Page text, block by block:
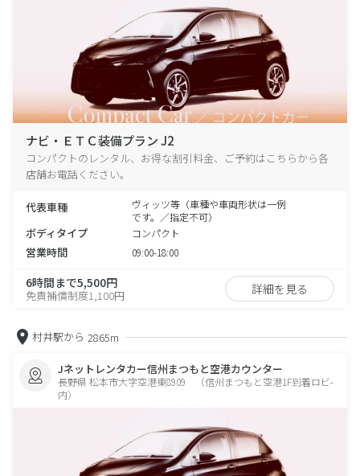
ナビ・ＥＴＣ装備プラン J2
コンパクトのレンタル、お得な割引料金、ご予約はこちらから各
店舗お電話ください。
代表車種
ヴィッツ等（車種や車両形状は一例
です。／指定不可）
ボディタイプ コンパクト
営業時間 09:00-18:00
6時間まで5,500円
免責補償制度1,100円 詳細を見る
村井駅から 2865m
Jネットレンタカー信州まつもと空港カウンター
長野県 松本市大字空港東8909 （信州まつもと空港1F到着ロビ-
内）